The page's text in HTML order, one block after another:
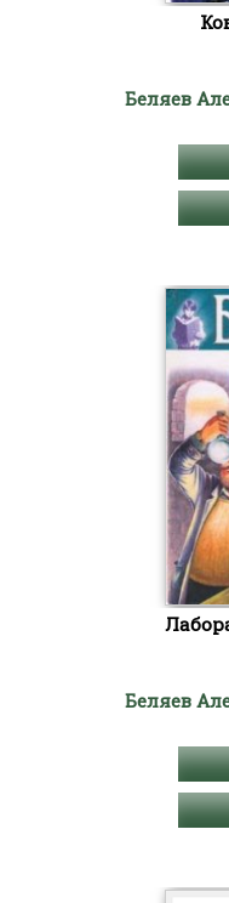
Беляев
Беляев